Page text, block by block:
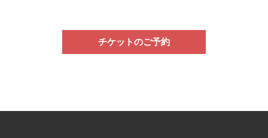
チケットのご予約